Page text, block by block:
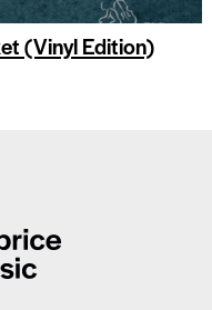
(Vinyl Edition)